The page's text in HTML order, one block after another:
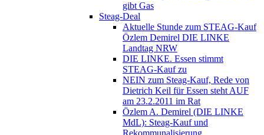
gibt Gas
Steag-Deal
Aktuelle Stunde zum STEAG-Kauf
Özlem Demirel DIE LINKE
Landtag NRW
DIE LINKE. Essen stimmt
STEAG-Kauf zu
NEIN zum Steag-Kauf, Rede von
Dietrich Keil für Essen steht AUF
am 23.2.2011 im Rat
Özlem A. Demirel (DIE LINKE
MdL): Steag-Kauf und
Rekommunalisierung